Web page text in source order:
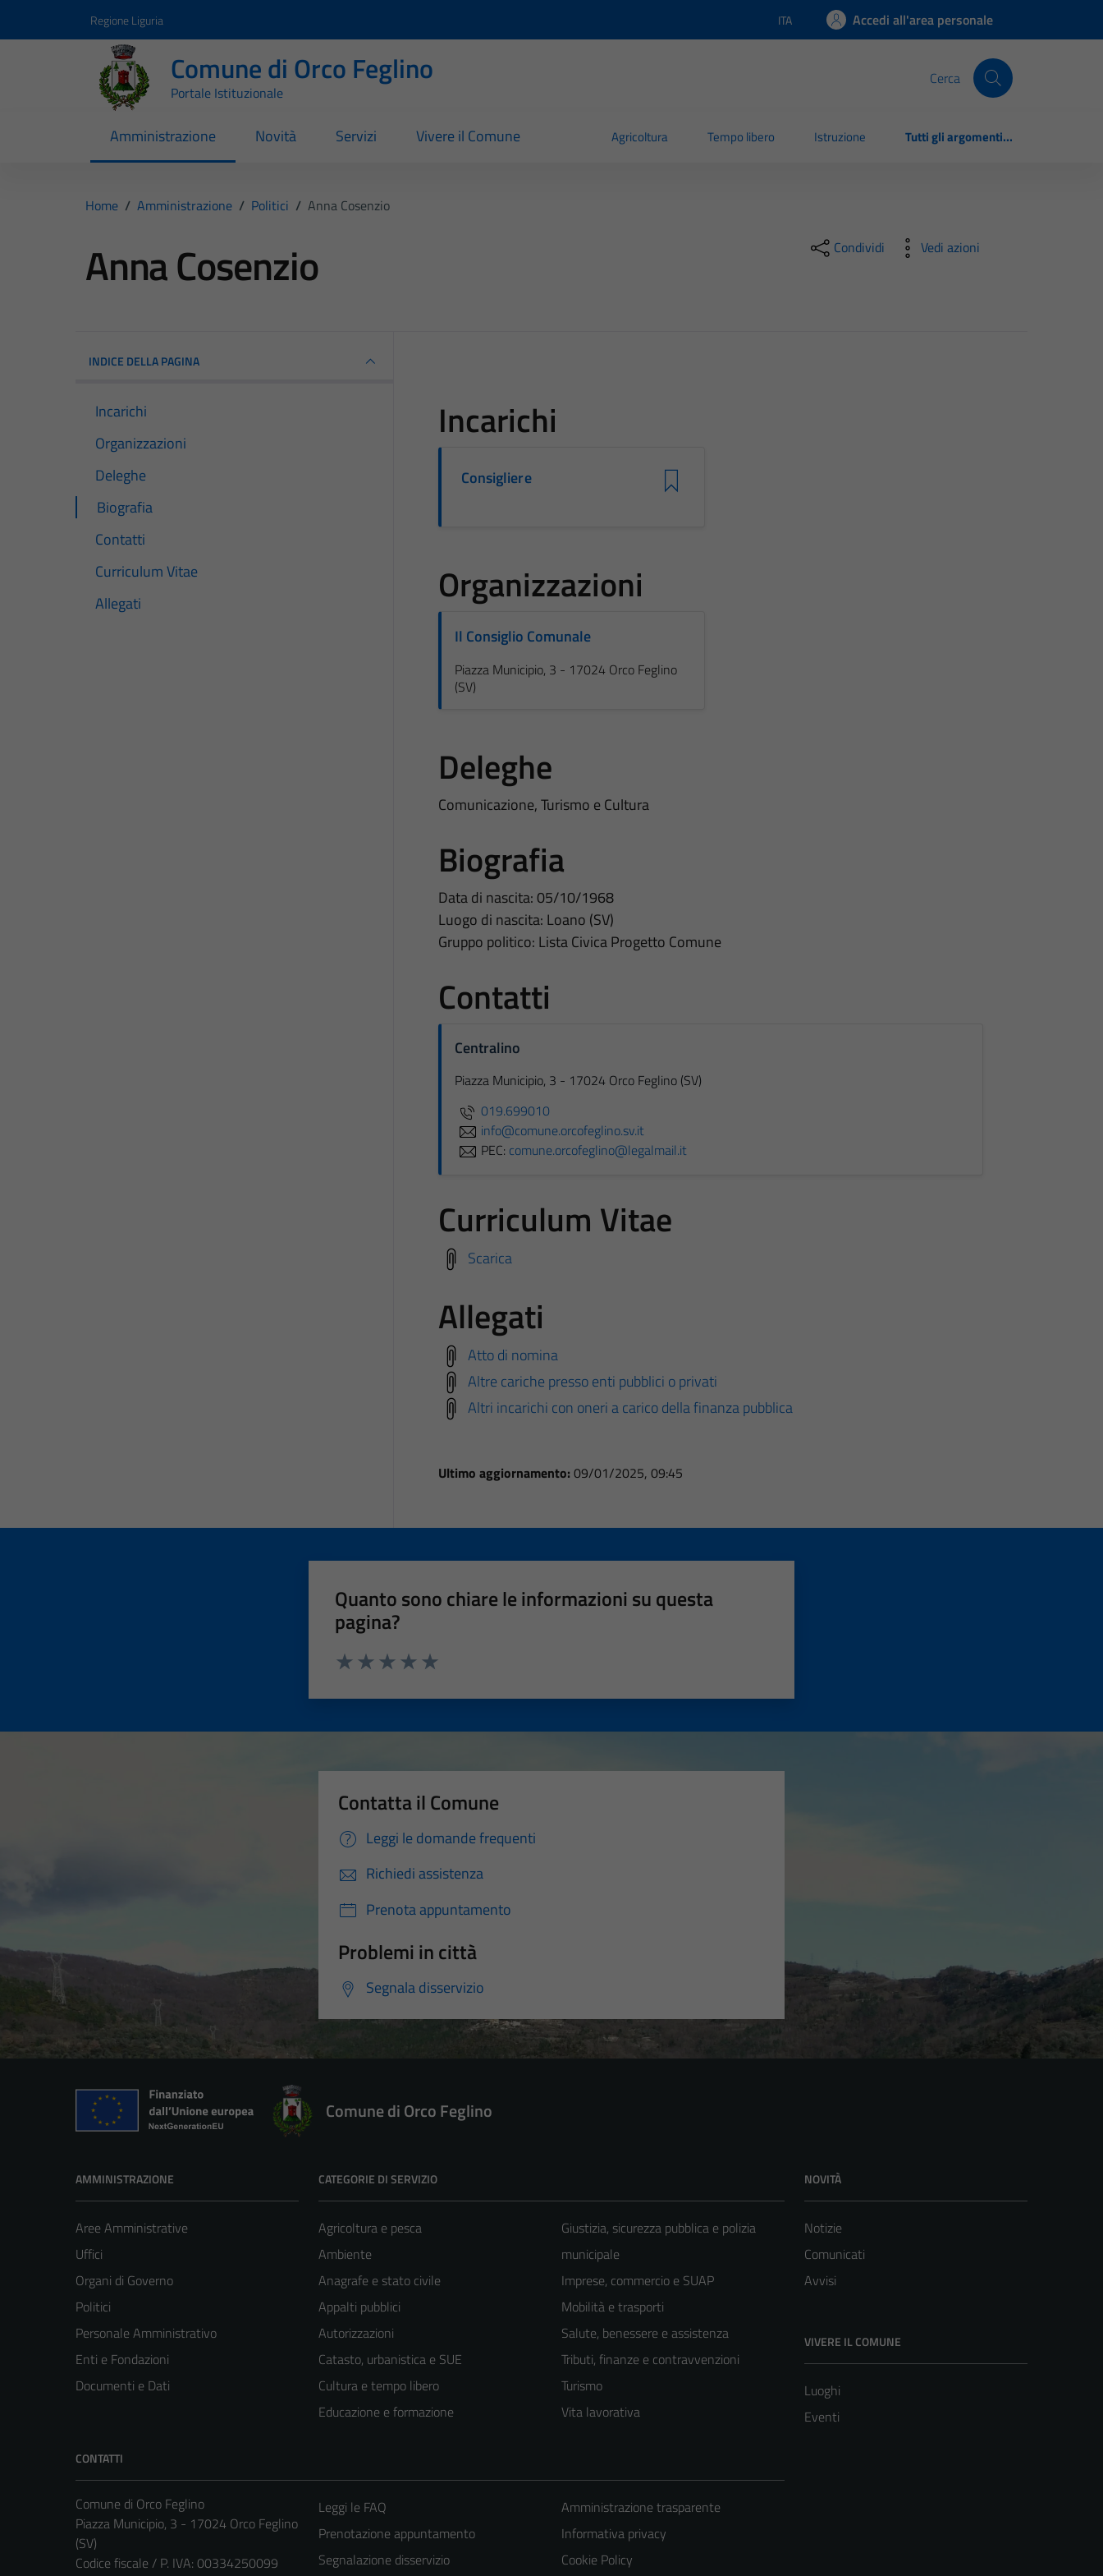
Regione Liguria Lingua attiva:
ITA Accedi all'area personale
Comune di Orco Feglino
Portale Istituzionale
Cerca
Amministrazione Novità Servizi Vivere il Comune Agricoltura Tempo libero Istruzione Tutti gli argomenti...
Home / Amministrazione / Politici / Anna Cosenzio
Anna Cosenzio Condividi Vedi azioni
INDICE DELLA PAGINA
Incarichi
Organizzazioni
Deleghe
Biografia
Contatti
Curriculum Vitae
Allegati
Incarichi
Consigliere
Organizzazioni
Il Consiglio Comunale
Piazza Municipio, 3 - 17024 Orco Feglino
(SV)
Deleghe
Comunicazione, Turismo e Cultura
Biografia
Data di nascita: 05/10/1968
Luogo di nascita: Loano (SV)
Gruppo politico: Lista Civica Progetto Comune
Contatti
Centralino
Piazza Municipio, 3 - 17024 Orco Feglino (SV)
019.699010
info@comune.orcofeglino.sv.it
PEC: comune.orcofeglino@legalmail.it
Curriculum Vitae
Scarica
Allegati
Atto di nomina
Altre cariche presso enti pubblici o privati
Altri incarichi con oneri a carico della finanza pubblica
Ultimo aggiornamento: 09/01/2025, 09:45
Quanto sono chiare le informazioni su questa
pagina?
Contatta il Comune
Leggi le domande frequenti
Richiedi assistenza
Prenota appuntamento
Problemi in città
Segnala disservizio
Comune di Orco Feglino
AMMINISTRAZIONE
Aree Amministrative
Uffici
Organi di Governo
Politici
Personale Amministrativo
Enti e Fondazioni
Documenti e Dati
CATEGORIE DI SERVIZIO
Agricoltura e pesca
Ambiente
Anagrafe e stato civile
Appalti pubblici
Autorizzazioni
Catasto, urbanistica e SUE
Cultura e tempo libero
Educazione e formazione
Giustizia, sicurezza pubblica e polizia
municipale
Imprese, commercio e SUAP
Mobilità e trasporti
Salute, benessere e assistenza
Tributi, finanze e contravvenzioni
Turismo
Vita lavorativa
NOVITÀ
Notizie
Comunicati
Avvisi
VIVERE IL COMUNE
Luoghi
Eventi
CONTATTI
Comune di Orco Feglino
Piazza Municipio, 3 - 17024 Orco Feglino
(SV)
Codice fiscale / P. IVA: 00334250099
Leggi le FAQ
Prenotazione appuntamento
Segnalazione disservizio
Amministrazione trasparente
Informativa privacy
Cookie Policy